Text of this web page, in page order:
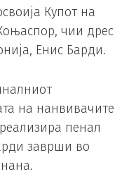
Купот на
чии дрес
Енис Барди.
на нанвивачите
пенал
заврши во